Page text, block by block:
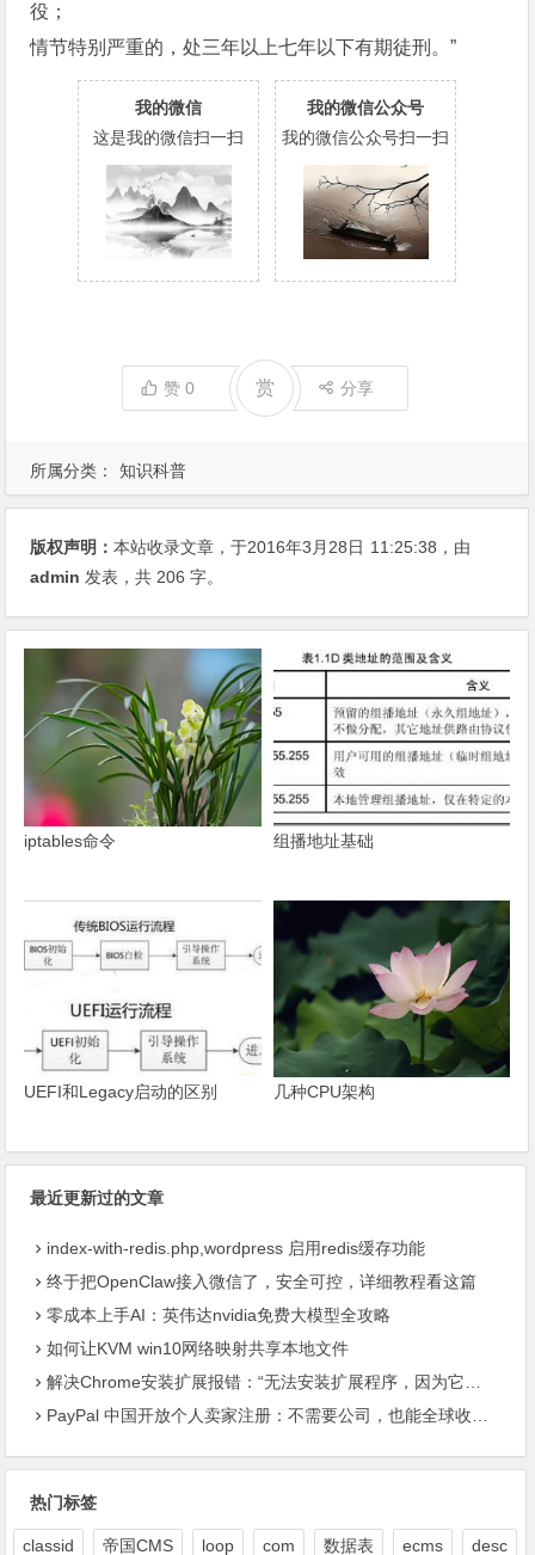
所属分类： 知识科普
役；
情节特别严重的，处三年以上七年以下有期徒刑。”
我的微信
这是我的微信扫一扫
我的微信公众号
我的微信公众号扫一扫
赞0 赏 分享
版权声明：本站收录文章，于2016年3月28日 11:25:38 ，由
admin 发表，共 206 字。
iptables命令 组播地址基础
UEFI和Legacy启动的区别 几种CPU架构
最近更新过的文章
index-with-redis.php,wordpress 启用redis缓存功能
终于把OpenClaw接入微信了，安全可控，详细教程看这篇
零成本上手AI：英伟达nvidia免费大模型全攻略
如何让KVM win10网络映射共享本地文件
解决Chrome安装扩展报错：“无法安装扩展程序，因为它使用了不受支持的清单版本“
PayPal 中国开放个人卖家注册：不需要公司，也能全球收款了
热门标签
classid 帝国CMS loop com 数据表 ecms desc